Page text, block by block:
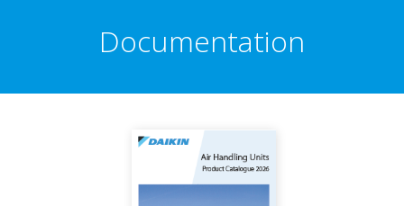
Documentation